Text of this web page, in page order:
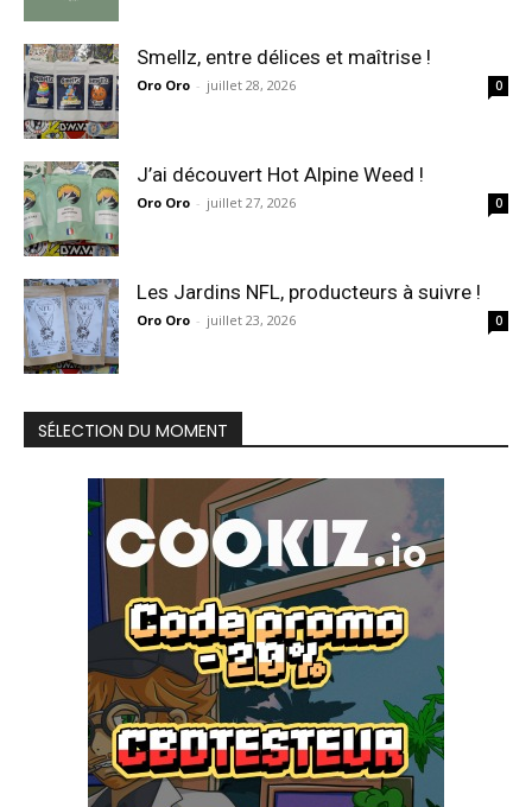
Smellz, entre délices et maîtrise !
Oro Oro - juillet 28, 2026 0
J’ai découvert Hot Alpine Weed !
Oro Oro - juillet 27, 2026 0
Les Jardins NFL, producteurs à suivre !
Oro Oro - juillet 23, 2026 0
SÉLECTION DU MOMENT